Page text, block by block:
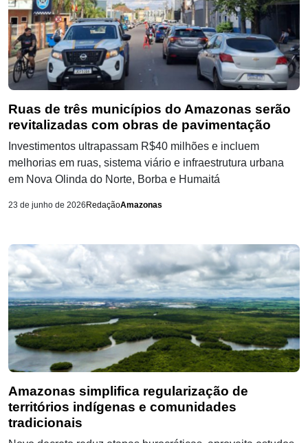
Ruas de três municípios do Amazonas serão
revitalizadas com obras de pavimentação
Investimentos ultrapassam R$40 milhões e incluem
melhorias em ruas, sistema viário e infraestrutura urbana
em Nova Olinda do Norte, Borba e Humaitá
23 de junho de 2026 RedaçãoAmazonas
Amazonas simplifica regularização de
territórios indígenas e comunidades
tradicionais